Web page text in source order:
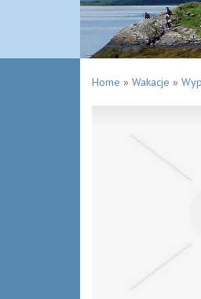
Home » Wakacje »